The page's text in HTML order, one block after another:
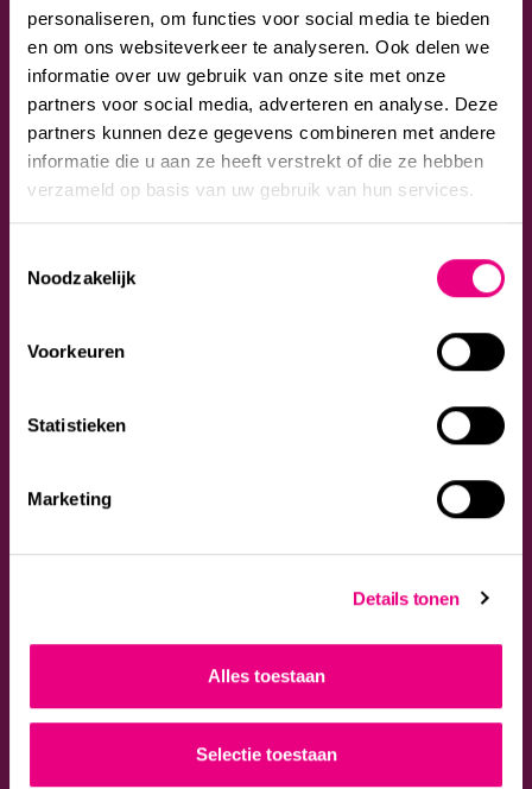
personaliseren, om functies voor social media te bieden
en om ons websiteverkeer te analyseren. Ook delen we
informatie over uw gebruik van onze site met onze
partners voor social media, adverteren en analyse. Deze
partners kunnen deze gegevens combineren met andere
informatie die u aan ze heeft verstrekt of die ze hebben
verzameld op basis van uw gebruik van hun services.
Noodzakelijk
Voorkeuren
Statistieken
Marketing
Details tonen
Alles toestaan
Selectie toestaan
via het sollicitatie
formulier.
Je komt langs voor
en de stage.
volgt het tekenen van
stageovereenkomst.